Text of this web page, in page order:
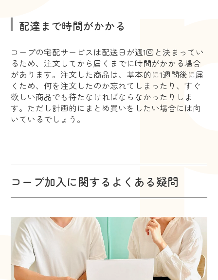
配達まで時間がかかる
コープの宅配サービスは配送日が週1回と決まってい
るため、注文してから届くまでに時間がかかる場合
があります。注文した商品は、基本的に1週間後に届
くため、何を注文したのか忘れてしまったり、すぐ
欲しい商品でも待たなければならなかったりしま
す。ただし計画的にまとめ買いをしたい場合には向
いているでしょう。
コープ加入に関するよくある疑問